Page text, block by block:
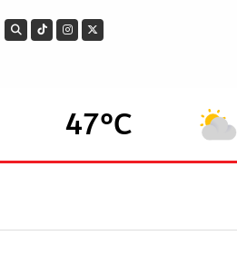
47°C